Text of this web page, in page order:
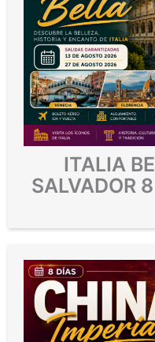
ITALIA
SALVADOR